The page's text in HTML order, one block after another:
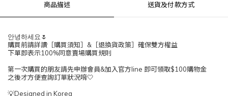
商品描述 送貨及付款方式
안녕하세요🌷
購買前請詳讀［購買須知］&［退換貨政策］確保雙方權益
下單即表示100%同意賣場購買規則
第一次購買的朋友請先申辦會員&加入官方line 即可領取$100購物金
之後才方便查詢訂單狀況唷🤍
💡Designed in Korea